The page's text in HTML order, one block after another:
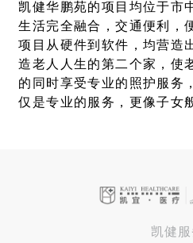
凯健华鹏苑的项目均位于市
生活完全融合，交通便利，
项目从硬件到软件，均营造
造老人人生的第二个家，使
的同时享受专业的照护服务
仅是专业的服务，更像子女
凯健服